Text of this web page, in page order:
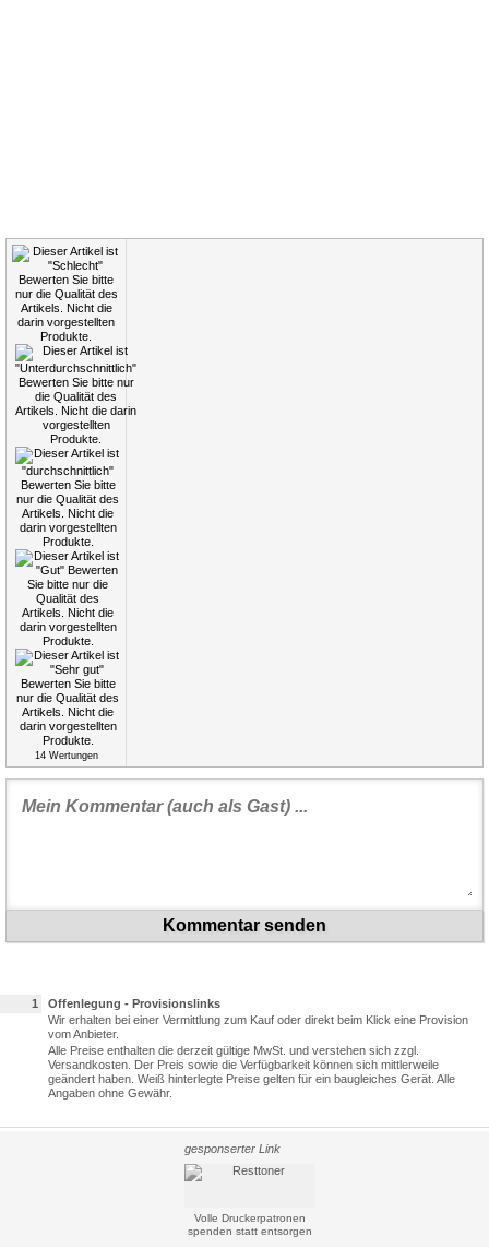
14Wertungen
Kommentar senden
1
Offenlegung - Provisionslinks
Wir erhalten bei einer Vermittlung zum Kauf oder direkt beim Klick eine Provision
vom Anbieter.
Alle Preise enthalten die derzeit gültige MwSt. und verstehen sich zzgl.
Versandkosten. Der Preis sowie die Verfügbarkeit können sich mittlerweile
geändert haben. Weiß hinterlegte Preise gelten für ein baugleiches Gerät. Alle
Angaben ohne Gewähr.
gesponserter Link
Volle Druckerpatronen
spenden statt entsorgen